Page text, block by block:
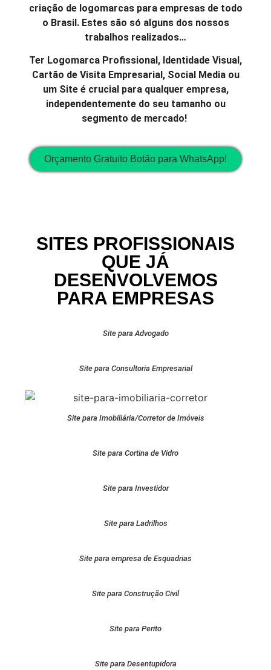
criação de logomarcas para empresas de todo
o Brasil. Estes são só alguns dos nossos
trabalhos realizados…
Ter Logomarca Profissional, Identidade Visual,
Cartão de Visita Empresarial, Social Media ou
um Site é crucial para qualquer empresa,
independentemente do seu tamanho ou
segmento de mercado!
Orçamento Gratuito Botão para WhatsApp!
SITES PROFISSIONAIS
QUE JÁ
DESENVOLVEMOS
PARA EMPRESAS
Site para Advogado
Site para Consultoria Empresarial
Site para Imobiliária/Corretor de Imóveis
Site para Cortina de Vidro
Site para Investidor
Site para Ladrilhos
Site para empresa de Esquadrias
Site para Construção Civil
Site para Perito
Site para Desentupidora